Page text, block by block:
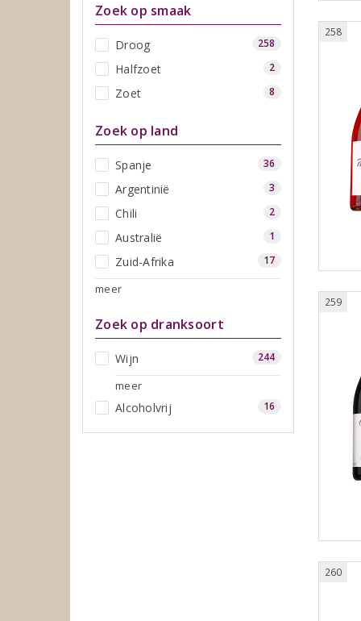
Zoek op smaak
Droog 258
Halfzoet 2
Zoet 8
Zoek op land
Spanje 36
Argentinië 3
Chili 2
Australië 1
Zuid-Afrika 17
meer
Zoek op dranksoort
Wijn 244
meer
Alcoholvrij 16
258
259
260